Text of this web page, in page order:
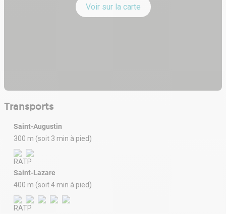
Voir sur la carte
Transports
Saint-Augustin
300 m (soit 3 min à pied)
Saint-Lazare
400 m (soit 4 min à pied)